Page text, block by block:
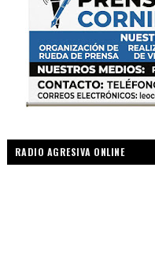
RADIO AGRESIVA ONLINE